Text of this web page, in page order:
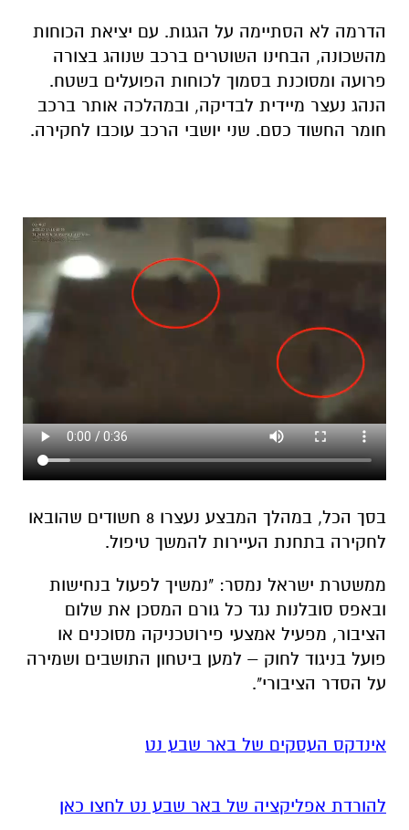
הדרמה לא הסתיימה על הגגות. עם יציאת הכוחות
מהשכונה, הבחינו השוטרים ברכב שנוהג בצורה
פרועה ומסוכנת בסמוך לכוחות הפועלים בשטח.
הנהג נעצר מיידית לבדיקה, ובמהלכה אותר ברכב
חומר החשוד כסם. שני יושבי הרכב עוכבו לחקירה.
בסך הכל, במהלך המבצע נעצרו 8 חשודים שהובאו
לחקירה בתחנת העיירות להמשך טיפול.
ממשטרת ישראל נמסר: "נמשיך לפעול בנחישות
ובאפס סובלנות נגד כל גורם המסכן את שלום
הציבור, מפעיל אמצעי פירוטכניקה מסוכנים או
פועל בניגוד לחוק – למען ביטחון התושבים ושמירה
על הסדר הציבורי".
אינדקס העסקים של באר שבע נט
להורדת אפליקציה של באר שבע נט לחצו כאן